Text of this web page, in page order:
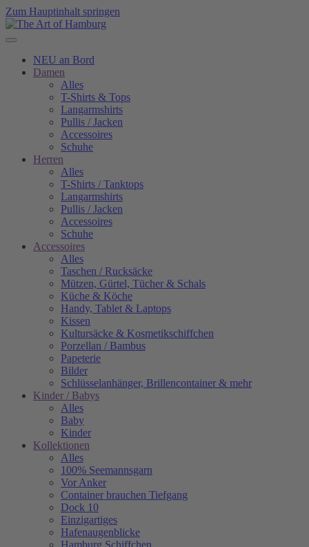
Zum Hauptinhalt springen
NEU an Bord
Damen
Alles
T-Shirts & Tops
Langarmshirts
Pullis / Jacken
Accessoires
Schuhe
Herren
Alles
T-Shirts / Tanktops
Langarmshirts
Pullis / Jacken
Accessoires
Schuhe
Accessoires
Alles
Taschen / Rucksäcke
Mützen, Gürtel, Tücher & Schals
Küche & Köche
Handy, Tablet & Laptops
Kissen
Kultursäcke & Kosmetikschiffchen
Porzellan / Bambus
Papeterie
Bilder
Schlüsselanhänger, Brillencontainer & mehr
Kinder / Babys
Alles
Baby
Kinder
Kollektionen
Alles
100% Seemannsgarn
Vor Anker
Container brauchen Tiefgang
Dock 10
Einzigartiges
Hafenaugen­blicke
Hamburg Schiffchen